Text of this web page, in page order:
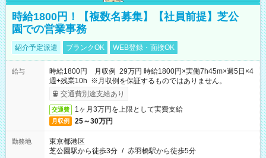
時給1800円！【複数名募集】【社員前提】芝公
園での営業事務
紹介予定派遣 ブランクOK WEB登録・面接OK
給与
時給1800円 月収例 29万円 時給1800円×実働7h45m×週5日×4
週+残業10h ※月収例を保証するものではありません。
交通費別途支給あり
交通費 1ヶ月3万円を上限として実費支給
月収例 25～30万円
勤務地
東京都港区
芝公園駅から徒歩3分 / 赤羽橋駅から徒歩5分